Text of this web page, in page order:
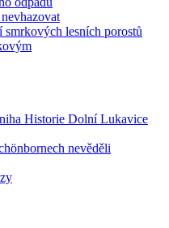
lesních porostů
Historie Dolní Lukavice
nevěděli